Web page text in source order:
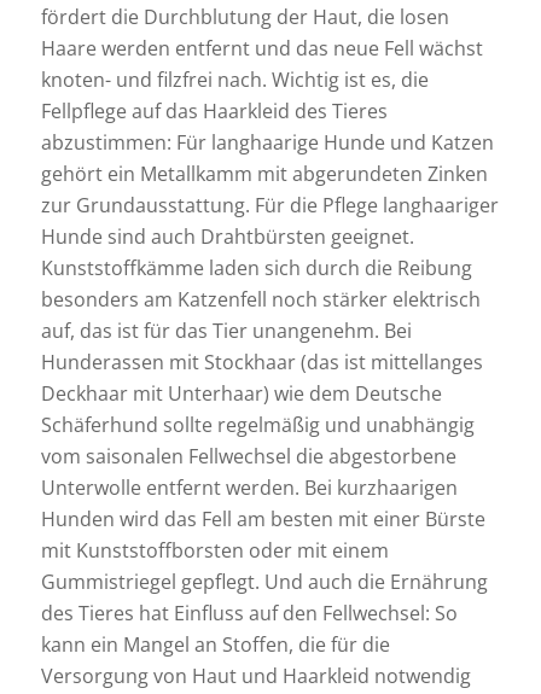
fördert die Durchblutung der Haut, die losen
Haare werden entfernt und das neue Fell wächst
knoten- und filzfrei nach. Wichtig ist es, die
Fellpflege auf das Haarkleid des Tieres
abzustimmen: Für langhaarige Hunde und Katzen
gehört ein Metallkamm mit abgerundeten Zinken
zur Grundausstattung. Für die Pflege langhaariger
Hunde sind auch Drahtbürsten geeignet.
Kunststoffkämme laden sich durch die Reibung
besonders am Katzenfell noch stärker elektrisch
auf, das ist für das Tier unangenehm. Bei
Hunderassen mit Stockhaar (das ist mittellanges
Deckhaar mit Unterhaar) wie dem Deutsche
Schäferhund sollte regelmäßig und unabhängig
vom saisonalen Fellwechsel die abgestorbene
Unterwolle entfernt werden. Bei kurzhaarigen
Hunden wird das Fell am besten mit einer Bürste
mit Kunststoffborsten oder mit einem
Gummistriegel gepflegt. Und auch die Ernährung
des Tieres hat Einfluss auf den Fellwechsel: So
kann ein Mangel an Stoffen, die für die
Versorgung von Haut und Haarkleid notwendig